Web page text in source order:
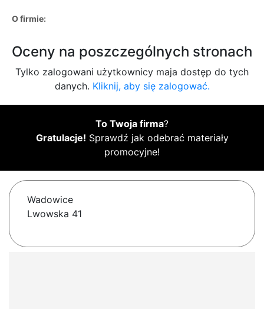
O firmie:
Oceny na poszczególnych stronach
Tylko zalogowani użytkownicy maja dostęp do tych
danych. Kliknij, aby się zalogować.
To Twoja firma?
Gratulacje! Sprawdź jak odebrać materiały
promocyjne!
Wadowice
Lwowska 41